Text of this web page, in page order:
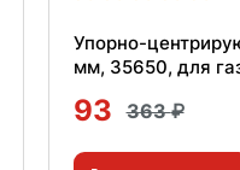
Упорно-
мм, 35650, для
93 363